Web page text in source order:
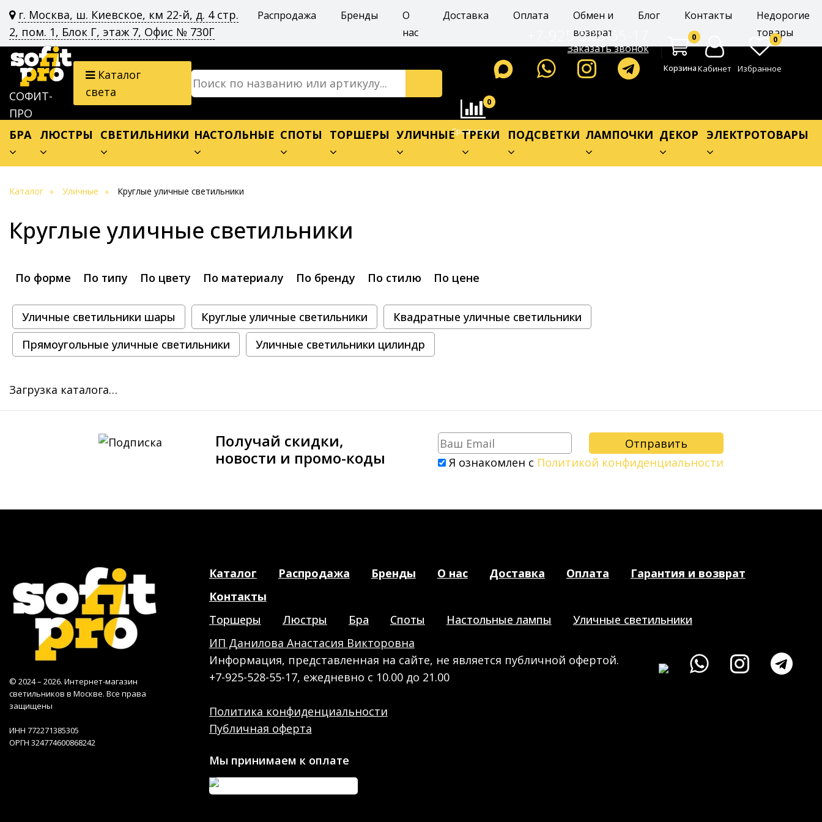
г. Москва, ш. Киевское, км 22-й, д. 4 стр.
2, пом. 1, Блок Г, этаж 7, Офис № 730Г
Распродажа Бренды
О
нас
Доставка Оплата
Обмен и
возврат
Блог Контакты
Недорогие
товары
СОФИТ-
ПРО
Каталог
света
+7-925-528-55-17
Заказать звонок
0
КорзинаКабинет
0
Избранное
0
Сравнение
БРА ЛЮСТРЫ СВЕТИЛЬНИКИ НАСТОЛЬНЫЕ СПОТЫ ТОРШЕРЫ УЛИЧНЫЕ ТРЕКИ ПОДСВЕТКИ ЛАМПОЧКИ ДЕКОР ЭЛЕКТРОТОВАРЫ
Каталог Уличные Круглые уличные светильники
Круглые уличные светильники
По форме По типу По цвету По материалу По бренду По стилю По цене
Уличные светильники шары Круглые уличные светильники
Квадратные уличные светильники
Прямоугольные уличные светильники
Уличные светильники цилиндр
Загрузка каталога…
Получай скидки,
новости и промо-коды
Я ознакомлен с Политикой конфиденциальности
© 2024 – 2026. Интернет-магазин
светильников в Москве. Все права
защищены
ИНН 772271385305
ОРГН 324774600868242
Каталог Распродажа Бренды О нас Доставка Оплата
Гарантия и возврат
Контакты
Торшеры
Люстры Бра Споты Настольные лампы
Уличные светильники
ИП Данилова Анастасия Викторовна
Информация, представленная на сайте, не является публичной офертой.
+7-925-528-55-17, ежедневно с 10.00 до 21.00
Политика конфиденциальности
Публичная оферта
Мы принимаем к оплате